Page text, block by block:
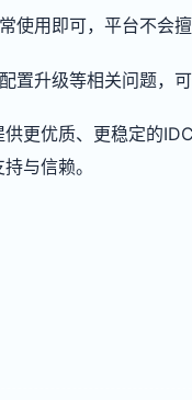
使用即可，平台不会
置升级等相关问题，
更优质、更稳定的
与信赖。